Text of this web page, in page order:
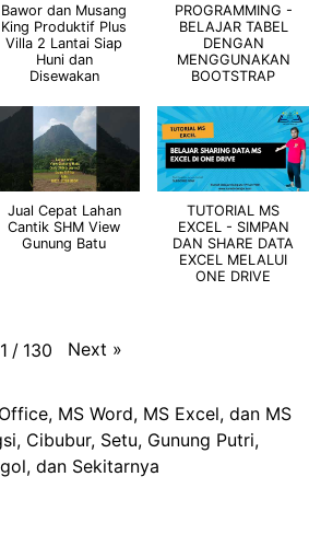
Bawor dan Musang
King Produktif Plus
Villa 2 Lantai Siap
Huni dan
Disewakan
PROGRAMMING -
BELAJAR TABEL
DENGAN
MENGGUNAKAN
BOOTSTRAP
Jual Cepat Lahan
Cantik SHM View
Gunung Batu
TUTORIAL MS
EXCEL - SIMPAN
DAN SHARE DATA
EXCEL MELALUI
ONE DRIVE
1 / 130 Next »